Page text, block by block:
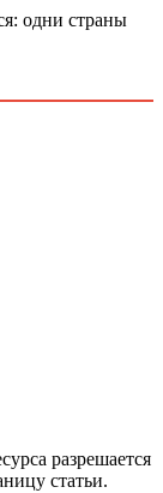
одни страны
разрешается
статьи.